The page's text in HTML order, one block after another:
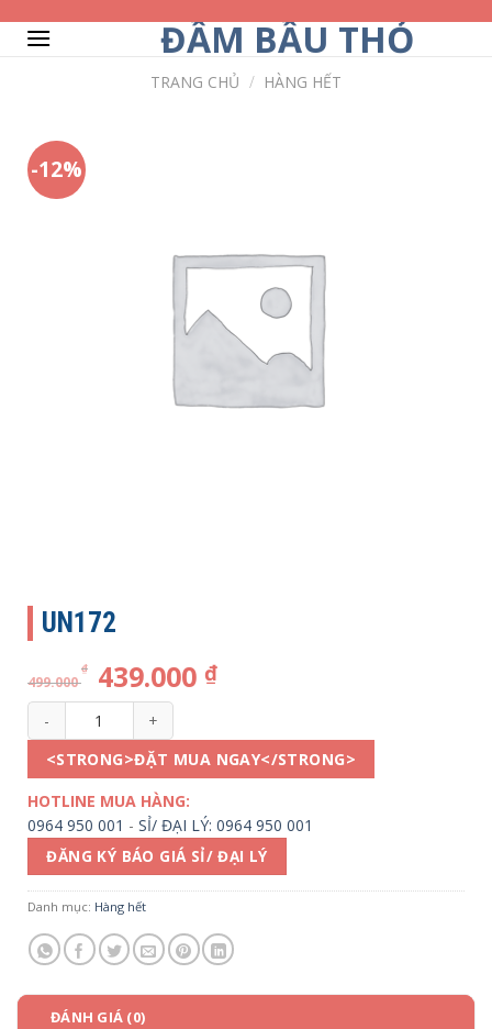
ĐẦM BẦU THỎ
TRANG CHỦ / HÀNG HẾT
-12%
UN172
499.000
₫ 439.000 ₫
UN172 số lượng
<STRONG>ĐẶT MUA NGAY</STRONG>
HOTLINE MUA HÀNG:
0964 950 001 - SỈ/ ĐẠI LÝ: 0964 950 001
ĐĂNG KÝ BÁO GIÁ SỈ/ ĐẠI LÝ
Danh mục: Hàng hết
ĐÁNH GIÁ (0)